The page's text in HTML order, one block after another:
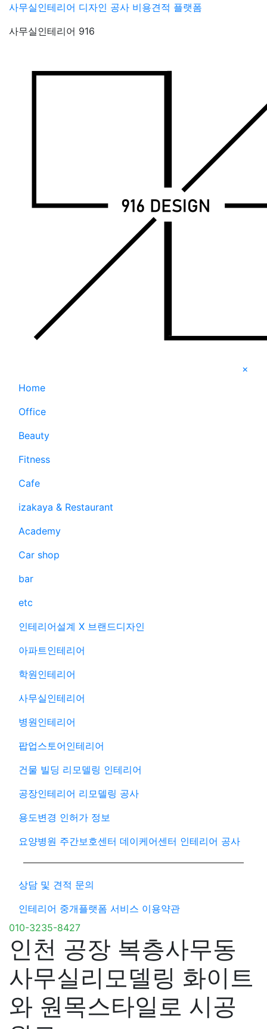
Skip
content
사무실인테리어 디자인 공사 비용견적 플랫폼
사무실인테리어 916
×
Home
Office
Beauty
Fitness
Cafe
izakaya & Restaurant
Academy
Car shop
bar
etc
인테리어설계 X 브랜드디자인
아파트인테리어
학원인테리어
사무실인테리어
병원인테리어
팝업스토어인테리어
건물 빌딩 리모델링 인테리어
공장인테리어 리모델링 공사
용도변경 인허가 정보
요양병원 주간보호센터 데이케어센터 인테리어 공사
상담 및 견적 문의
인테리어 중개플랫폼 서비스 이용약관
010-3235-8427
인천 공장 복층사무동
사무실리모델링 화이트
와 원목스타일로 시공